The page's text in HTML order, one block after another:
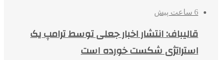
6 ساعت پیش
قالیباف: انتشار اخبار جعلی توسط ترامپ یک
استراتژی شکست خورده است